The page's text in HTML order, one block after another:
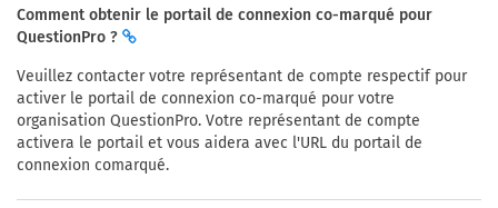
Comment obtenir le portail de connexion co-marqué pour
QuestionPro ?
Veuillez contacter votre représentant de compte respectif pour
activer le portail de connexion co-marqué pour votre
organisation QuestionPro. Votre représentant de compte
activera le portail et vous aidera avec l'URL du portail de
connexion comarqué.